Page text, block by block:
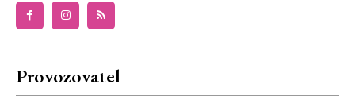
Provozovatel